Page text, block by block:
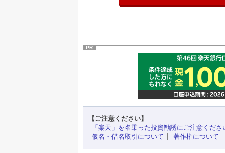
PR
【ご注意ください】
「楽天」を名乗った投資勧誘にご注意くださ
仮名・借名取引について
著作権について